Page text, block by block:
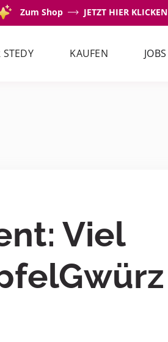
Zum Shop JETZT HIER KLICKEN
STEDY KAUFEN JOBS
Viel